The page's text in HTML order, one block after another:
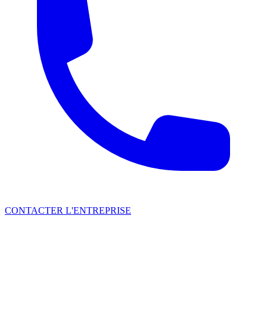
CONTACTER L'ENTREPRISE